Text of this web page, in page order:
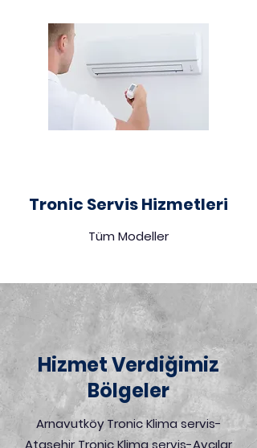
Tronic Servis Hizmetleri
Tüm Modeller
Hizmet Verdiğimiz
Bölgeler
Arnavutköy Tronic Klima servis-
Ataşehir Tronic Klima servis-Avcılar